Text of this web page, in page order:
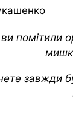
помітили
завжди